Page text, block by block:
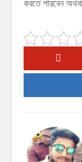
করতে পারবেন